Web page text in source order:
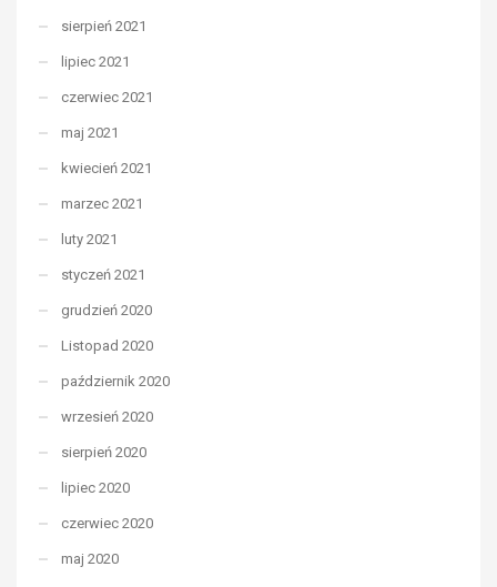
sierpień 2021
lipiec 2021
czerwiec 2021
maj 2021
kwiecień 2021
marzec 2021
luty 2021
styczeń 2021
grudzień 2020
Listopad 2020
październik 2020
wrzesień 2020
sierpień 2020
lipiec 2020
czerwiec 2020
maj 2020